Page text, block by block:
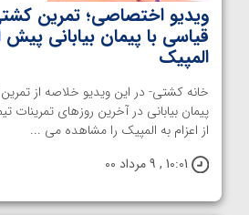
ویدیو اختصاصی؛ تمرین
قیاسی با پیمان بیابانی پیش
المپیک
خانه کشتی- در این ویدیو خلاصه از
پیمان بیابانی در آخرین روزهای
از اعزام به المپیک را مشاهده می ...
10:01 , 9 مرداد 00